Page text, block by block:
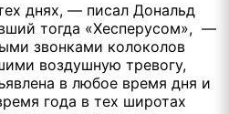
днях, — писал Дональд
тогда «Хесперусом», —
звонками колоколов
воздушную тревогу,
в любое время дня и
года в тех широтах